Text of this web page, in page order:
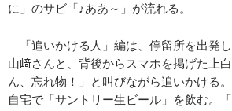
に」のサビ「♪ああ～」が流れる。
「追いかける人」編は、停留所を出発
山﨑さんと、背後からスマホを掲げた上
ん、忘れ物！」と叫びながら追いかける
自宅で「サントリー生ビール」を飲む。